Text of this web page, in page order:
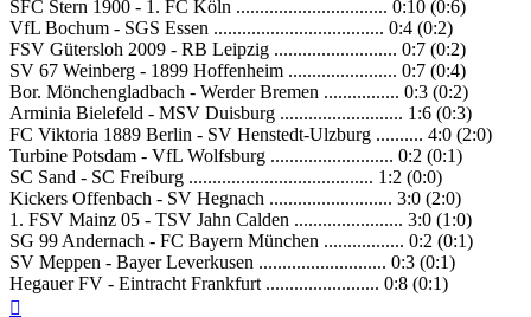
SFC Stern 1900 - 1. FC Köln ................................ 0:10 (0:6)
VfL Bochum - SGS Essen .................................... 0:4 (0:2)
FSV Gütersloh 2009 - RB Leipzig .......................... 0:7 (0:2)
SV 67 Weinberg - 1899 Hoffenheim ....................... 0:7 (0:4)
Bor. Mönchengladbach - Werder Bremen ................ 0:3 (0:2)
Arminia Bielefeld - MSV Duisburg .......................... 1:6 (0:3)
FC Viktoria 1889 Berlin - SV Henstedt-Ulzburg .......... 4:0 (2:0)
Turbine Potsdam - VfL Wolfsburg .......................... 0:2 (0:1)
SC Sand - SC Freiburg ....................................... 1:2 (0:0)
Kickers Offenbach - SV Hegnach .......................... 3:0 (2:0)
1. FSV Mainz 05 - TSV Jahn Calden ....................... 3:0 (1:0)
SG 99 Andernach - FC Bayern München ................. 0:2 (0:1)
SV Meppen - Bayer Leverkusen ........................... 0:3 (0:1)
Hegauer FV - Eintracht Frankfurt ........................ 0:8 (0:1)